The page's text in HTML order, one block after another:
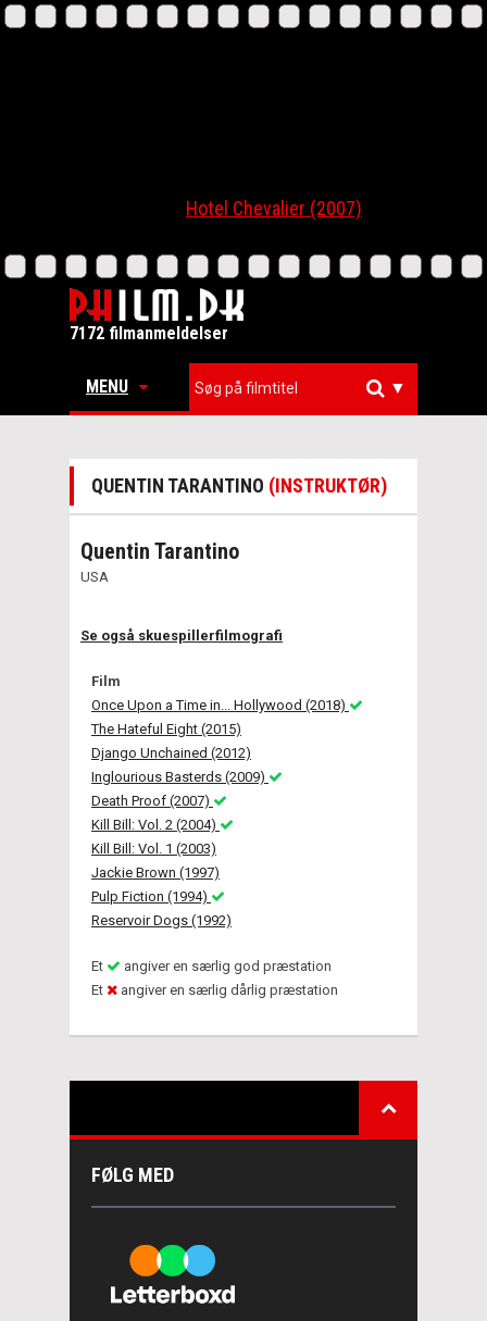
Hotel Chevalier (2007)
7172 filmanmeldelser
MENU ▼
QUENTIN TARANTINO (INSTRUKTØR)
Quentin Tarantino
USA
Se også skuespillerfilmografi
Film
Once Upon a Time in... Hollywood (2018)
The Hateful Eight (2015)
Django Unchained (2012)
Inglourious Basterds (2009)
Death Proof (2007)
Kill Bill: Vol. 2 (2004)
Kill Bill: Vol. 1 (2003)
Jackie Brown (1997)
Pulp Fiction (1994)
Reservoir Dogs (1992)
Et
angiver en særlig god præstation
Et
angiver en særlig dårlig præstation
FØLG MED